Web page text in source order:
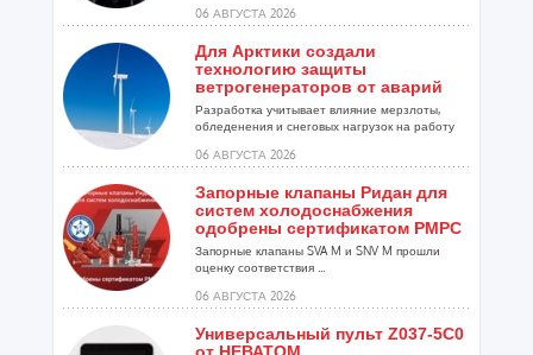
06 АВГУСТА 2026
Для Арктики создали
технологию защиты
ветрогенераторов от аварий
Разработка учитывает влияние мерзлоты,
обледенения и снеговых нагрузок на работу
06 АВГУСТА 2026
Запорные клапаны Ридан для
систем холодоснабжения
одобрены сертификатом РМРС
Запорные клапаны SVA M и SNV M прошли
оценку соответствия ...
06 АВГУСТА 2026
Универсальный пульт Z037-5C0
от НЕВАТОМ